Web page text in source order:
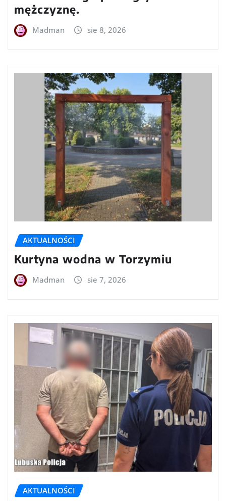
mężczyznę.
Madman sie 8, 2026
AKTUALNOŚCI
Kurtyna wodna w Torzymiu
Madman sie 7, 2026
AKTUALNOŚCI